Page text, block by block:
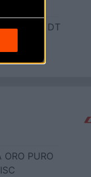
Llantas: DT
ORO PURO